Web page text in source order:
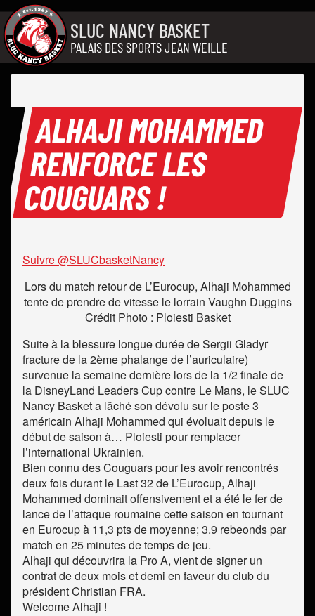
Aller au contenu
SLUC NANCY BASKET
PALAIS DES SPORTS JEAN WEILLE
ALHAJI MOHAMMED
RENFORCE LES
COUGUARS !
Suivre @SLUCbasketNancy
Lors du match retour de L’Eurocup, Alhaji Mohammed
tente de prendre de vitesse le lorrain Vaughn Duggins
Crédit Photo : Ploiesti Basket
Suite à la blessure longue durée de Sergii Gladyr
fracture de la 2ème phalange de l’auriculaire)
survenue la semaine dernière lors de la 1/2 finale de
la DisneyLand Leaders Cup contre Le Mans, le SLUC
Nancy Basket a lâché son dévolu sur le poste 3
américain Alhaji Mohammed qui évoluait depuis le
début de saison à… Ploiesti pour remplacer
l’international Ukrainien.
Bien connu des Couguars pour les avoir rencontrés
deux fois durant le Last 32 de L’Eurocup, Alhaji
Mohammed dominait offensivement et a été le fer de
lance de l’attaque roumaine cette saison en tournant
en Eurocup à 11,3 pts de moyenne; 3.9 rebeonds par
match en 25 minutes de temps de jeu.
Alhaji qui découvrira la Pro A, vient de signer un
contrat de deux mois et demi en faveur du club du
président Christian FRA.
Welcome Alhaji !